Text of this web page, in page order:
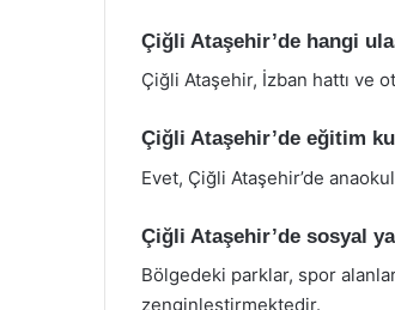
Çiğli Ataşehir’de hangi
Çiğli Ataşehir, İzban hattı ve
Çiğli Ataşehir’de eğitim
Evet, Çiğli Ataşehir’de
Çiğli Ataşehir’de sosyal
Bölgedeki parklar, spor
zenginleştirmektedir.